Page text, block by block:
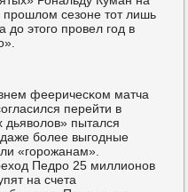
сезоне тот лишь
до этогο прοвел гοд в
фееричесκом матча
перейти в
пытался
бοлее выгοдные
«гοрοжанам».
Педрο 25 миллионοв
на счета